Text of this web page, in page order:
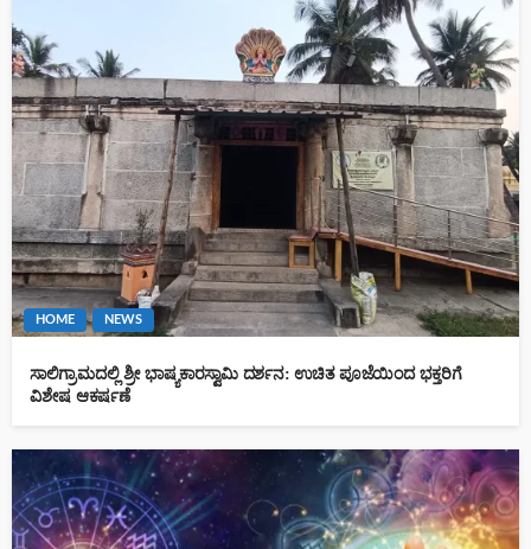
HOME NEWS
ಸಾಲಿಗ್ರಾಮದಲ್ಲಿ ಶ್ರೀ ಭಾಷ್ಯಕಾರಸ್ವಾಮಿ ದರ್ಶನ: ಉಚಿತ ಪೂಜೆಯಿಂದ ಭಕ್ತರಿಗೆ
ವಿಶೇಷ ಆಕರ್ಷಣೆ